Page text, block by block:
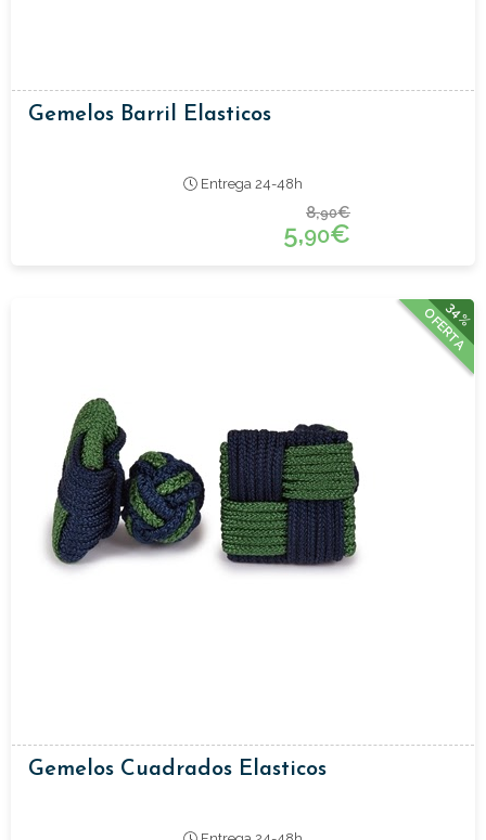
Gemelos Barril Elasticos
Entrega 24-48h
8,90€
5,90€
34%
OFERTA
Gemelos Cuadrados Elasticos